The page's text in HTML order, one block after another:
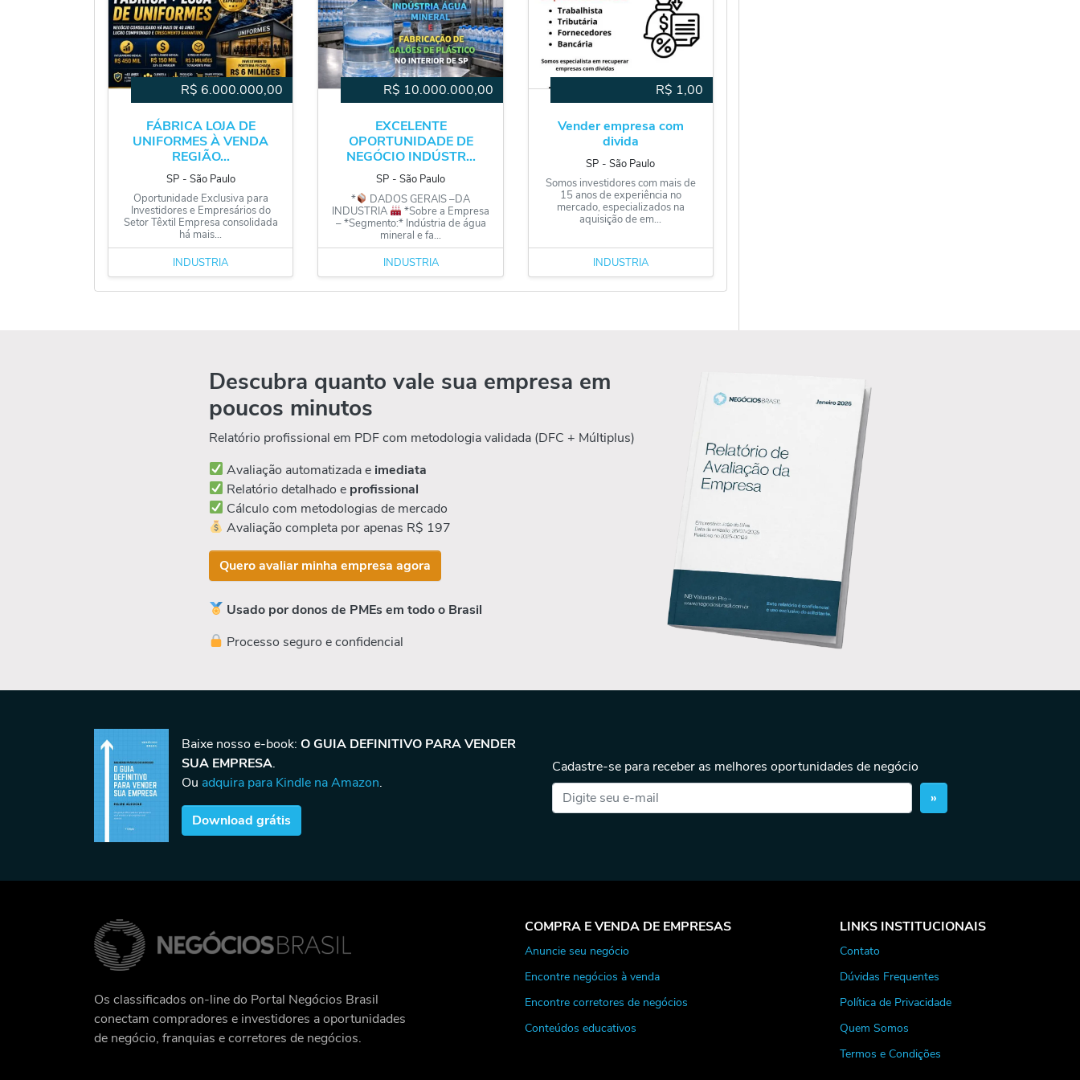
R$ 6.000.000,00
FÁBRICA LOJA DE
UNIFORMES À VENDA
REGIÃO...
SP ‐ São Paulo
Oportunidade Exclusiva para
Investidores e Empresários do
Setor Têxtil Empresa consolidada
há mais...
INDÚSTRIA
R$ 10.000.000,00
EXCELENTE
OPORTUNIDADE DE
NEGÓCIO INDÚSTR...
SP ‐São Paulo
*
DADOS GERAIS –DA
INDUSTRIA
*Sobre a Empresa
– *Segmento:* Indústria de água
mineral e fa...
INDÚSTRIA
R$ 1,00
Vender empresa com
divida
SP ‐São Paulo
Somos investidores com mais de
15 anos de experiência no
mercado, especializados na
aquisição de em...
INDÚSTRIA
Descubra quanto vale sua empresa em
poucos minutos
Relatório profissional em PDF com metodologia validada (DFC + Múltiplus)
Avaliação automatizada e imediata
Relatório detalhado e profissional
Cálculo com metodologias de mercado
Avaliação completa por apenas R$ 197
Quero avaliar minha empresa agora
Usado por donos de PMEs em todo o Brasil
Processo seguro e confidencial
Baixe nosso e-book: O GUIA DEFINITIVO PARA VENDER
SUA EMPRESA.
Ou adquira para Kindle na Amazon.
Download grátis
Cadastre-se para receber as melhores oportunidades de negócio
»
Os classificados on-line do Portal Negócios Brasil
conectam compradores e investidores a oportunidades
de negócio, franquias e corretores de negócios.
COMPRA E VENDA DE EMPRESAS
Anuncie seu negócio
Encontre negócios à venda
Encontre corretores de negócios
Conteúdos educativos
LINKS INSTITUCIONAIS
Contato
Dúvidas Frequentes
Política de Privacidade
Quem Somos
Termos e Condições